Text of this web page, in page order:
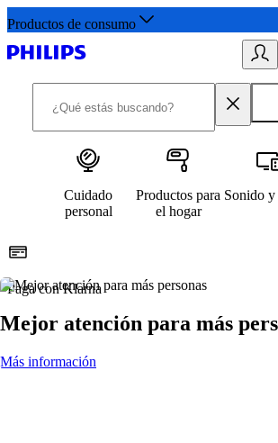
Productos de consumo
Cuidado
personal
Productos para
el hogar
Sonido
Paga con Klarna
Mejor atención para más
Más información